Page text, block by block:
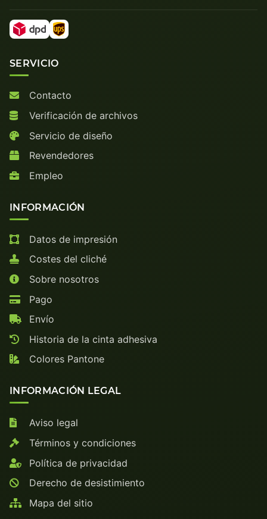
SERVICIO
Contacto
Verificación de archivos
Servicio de diseño
Revendedores
Empleo
INFORMACIÓN
Datos de impresión
Costes del cliché
Sobre nosotros
Pago
Envío
Historia de la cinta adhesiva
Colores Pantone
INFORMACIÓN LEGAL
Aviso legal
Términos y condiciones
Política de privacidad
Derecho de desistimiento
Mapa del sitio